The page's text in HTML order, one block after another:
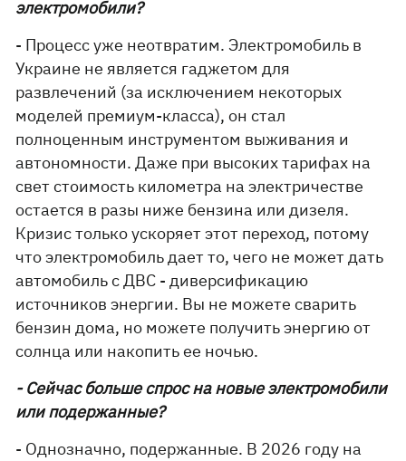
электромобили?
- Процесс уже неотвратим. Электромобиль в
Украине не является гаджетом для
развлечений (за исключением некоторых
моделей премиум-класса), он стал
полноценным инструментом выживания и
автономности. Даже при высоких тарифах на
свет стоимость километра на электричестве
остается в разы ниже бензина или дизеля.
Кризис только ускоряет этот переход, потому
что электромобиль дает то, чего не может дать
автомобиль с ДВС - диверсификацию
источников энергии. Вы не можете сварить
бензин дома, но можете получить энергию от
солнца или накопить ее ночью.
- Сейчас больше спрос на новые электромобили
или подержанные?
- Однозначно, подержанные. В 2026 году на